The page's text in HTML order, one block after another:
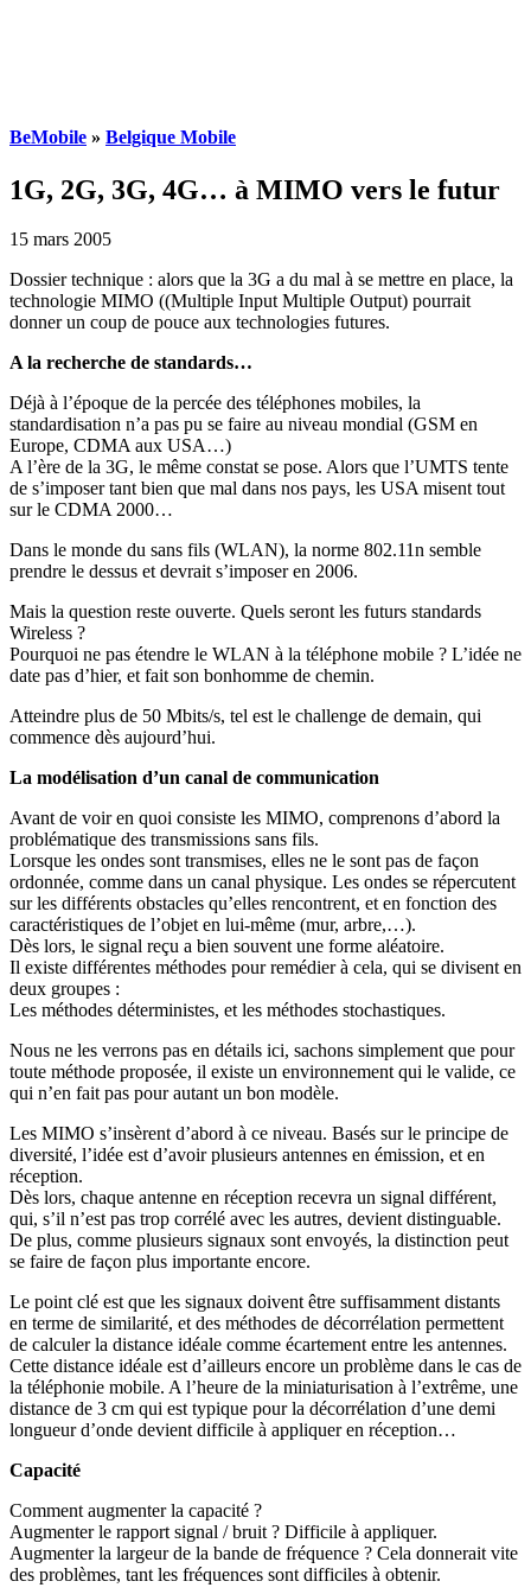
BeMobile » Belgique Mobile
1G, 2G, 3G, 4G… à MIMO vers le futur
15 mars 2005
Dossier technique : alors que la 3G a du mal à se mettre en place, la
technologie MIMO ((Multiple Input Multiple Output) pourrait
donner un coup de pouce aux technologies futures.
A la recherche de standards…
Déjà à l’époque de la percée des téléphones mobiles, la
standardisation n’a pas pu se faire au niveau mondial (GSM en
Europe, CDMA aux USA…)
A l’ère de la 3G, le même constat se pose. Alors que l’UMTS tente
de s’imposer tant bien que mal dans nos pays, les USA misent tout
sur le CDMA 2000…
Dans le monde du sans fils (WLAN), la norme 802.11n semble
prendre le dessus et devrait s’imposer en 2006.
Mais la question reste ouverte. Quels seront les futurs standards
Wireless ?
Pourquoi ne pas étendre le WLAN à la téléphone mobile ? L’idée ne
date pas d’hier, et fait son bonhomme de chemin.
Atteindre plus de 50 Mbits/s, tel est le challenge de demain, qui
commence dès aujourd’hui.
La modélisation d’un canal de communication
Avant de voir en quoi consiste les MIMO, comprenons d’abord la
problématique des transmissions sans fils.
Lorsque les ondes sont transmises, elles ne le sont pas de façon
ordonnée, comme dans un canal physique. Les ondes se répercutent
sur les différents obstacles qu’elles rencontrent, et en fonction des
caractéristiques de l’objet en lui-même (mur, arbre,…).
Dès lors, le signal reçu a bien souvent une forme aléatoire.
Il existe différentes méthodes pour remédier à cela, qui se divisent en
deux groupes :
Les méthodes déterministes, et les méthodes stochastiques.
Nous ne les verrons pas en détails ici, sachons simplement que pour
toute méthode proposée, il existe un environnement qui le valide, ce
qui n’en fait pas pour autant un bon modèle.
Les MIMO s’insèrent d’abord à ce niveau. Basés sur le principe de
diversité, l’idée est d’avoir plusieurs antennes en émission, et en
réception.
Dès lors, chaque antenne en réception recevra un signal différent,
qui, s’il n’est pas trop corrélé avec les autres, devient distinguable.
De plus, comme plusieurs signaux sont envoyés, la distinction peut
se faire de façon plus importante encore.
Le point clé est que les signaux doivent être suffisamment distants
en terme de similarité, et des méthodes de décorrélation permettent
de calculer la distance idéale comme écartement entre les antennes.
Cette distance idéale est d’ailleurs encore un problème dans le cas de
la téléphonie mobile. A l’heure de la miniaturisation à l’extrême, une
distance de 3 cm qui est typique pour la décorrélation d’une demi
longueur d’onde devient difficile à appliquer en réception…
Capacité
Comment augmenter la capacité ?
Augmenter le rapport signal / bruit ? Difficile à appliquer.
Augmenter la largeur de la bande de fréquence ? Cela donnerait vite
des problèmes, tant les fréquences sont difficiles à obtenir.